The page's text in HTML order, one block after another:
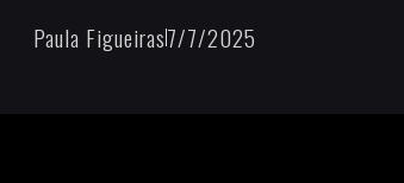
Paula Figueiras7/7/2025